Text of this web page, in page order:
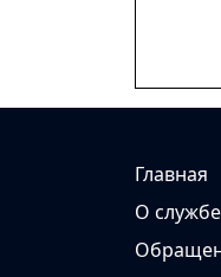
Главная
О службе